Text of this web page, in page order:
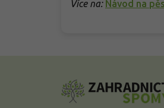
Více na: Návod na